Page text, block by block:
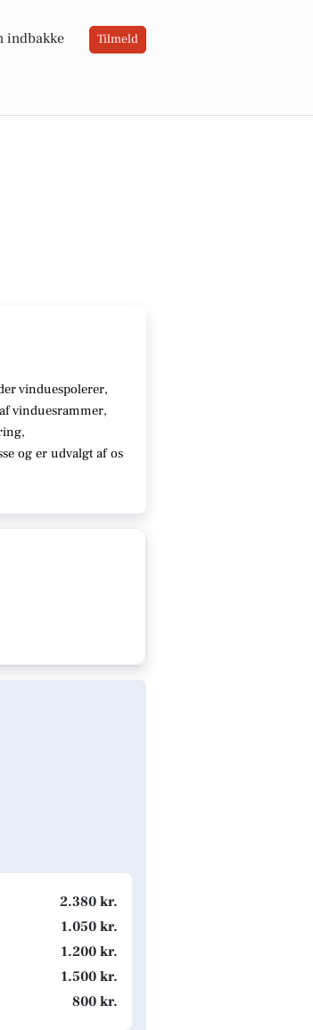
indbakke Tilmeld
vinduespolerer,
vinduesrammer,
og er udvalgt af os
2.380 kr.
1.050 kr.
1.200 kr.
1.500 kr.
800 kr.